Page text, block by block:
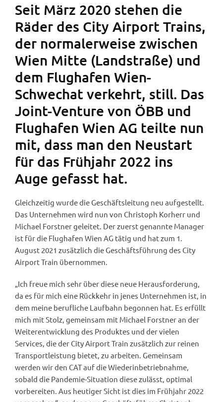
Seit März 2020 stehen die
Räder des City Airport Trains,
der normalerweise zwischen
Wien Mitte (Landstraße) und
dem Flughafen Wien-
Schwechat verkehrt, still. Das
Joint-Venture von ÖBB und
Flughafen Wien AG teilte nun
mit, dass man den Neustart
für das Frühjahr 2022 ins
Auge gefasst hat.
Gleichzeitig wurde die Geschäftsleitung neu aufgestellt.
Das Unternehmen wird nun von Christoph Korherr und
Michael Forstner geleitet. Der zuerst genannte Manager
ist für die Flughafen Wien AG tätig und hat zum 1.
August 2021 zusätzlich die Geschäftsführung des City
Airport Train übernommen.
„Ich freue mich sehr über diese neue Herausforderung,
da es für mich eine Rückkehr in jenes Unternehmen ist, in
dem meine berufliche Laufbahn begonnen hat. Es erfüllt
mich mit Stolz, gemeinsam mit Michael Forstner an der
Weiterentwicklung des Produktes und der vielen
Services, die der City Airport Train zusätzlich zur reinen
Transportleistung bietet, zu arbeiten. Gemeinsam
werden wir den CAT auf die Wiederinbetriebnahme,
sobald die Pandemie-Situation diese zulässt, optimal
vorbereiten. Aus heutiger Sicht ist dies im Frühjahr 2022